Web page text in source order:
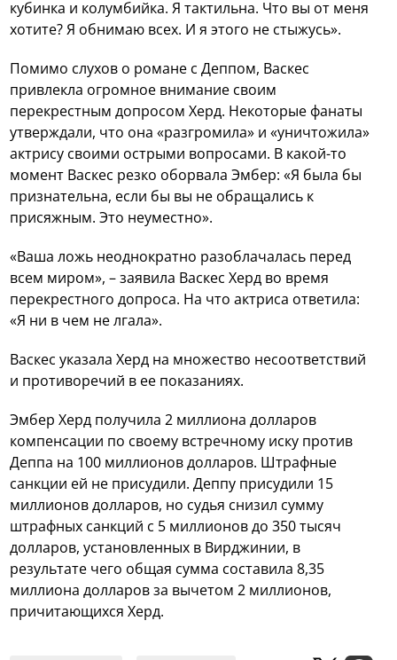
кубинка и колумбийка. Я тактильна. Что вы от меня
хотите? Я обнимаю всех. И я этого не стыжусь».
Помимо слухов о романе с Деппом, Васкес
привлекла огромное внимание своим
перекрестным допросом Херд. Некоторые фанаты
утверждали, что она «разгромила» и «уничтожила»
актрису своими острыми вопросами. В какой-то
момент Васкес резко оборвала Эмбер: «Я была бы
признательна, если бы вы не обращались к
присяжным. Это неуместно».
«Ваша ложь неоднократно разоблачалась перед
всем миром», – заявила Васкес Херд во время
перекрестного допроса. На что актриса ответила:
«Я ни в чем не лгала».
Васкес указала Херд на множество несоответствий
и противоречий в ее показаниях.
Эмбер Херд получила 2 миллиона долларов
компенсации по своему встречному иску против
Деппа на 100 миллионов долларов. Штрафные
санкции ей не присудили. Деппу присудили 15
миллионов долларов, но судья снизил сумму
штрафных санкций с 5 миллионов до 350 тысяч
долларов, установленных в Вирджинии, в
результате чего общая сумма составила 8,35
миллиона долларов за вычетом 2 миллионов,
причитающихся Херд.